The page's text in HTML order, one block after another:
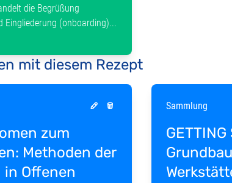
die Begrüßung
Eingliederung (onboarding)...
mit diesem Rezept
zum
Methoden der
in Offenen
Sammlung
GETTING